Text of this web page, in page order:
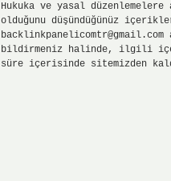
Hukuka ve yasal düzenlemelere
olduğunu düşündüğünüz
backlinkpanelicomtr@gmail.com
bildirmeniz halinde, ilgili
süre içerisinde sitemizden